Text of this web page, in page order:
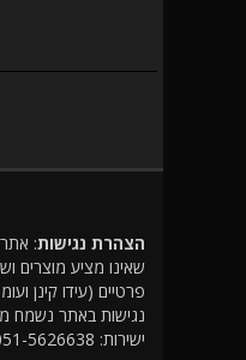
הצהרת נגישות:
שאינו מציע מוצרים
פרטיים (עידו קינן
נגישות באתר נשמח
ישירות: 051-5626638 או במייל go@podcasti.co.